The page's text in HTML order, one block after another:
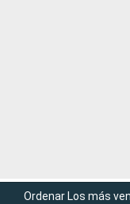
Ordenar Los más